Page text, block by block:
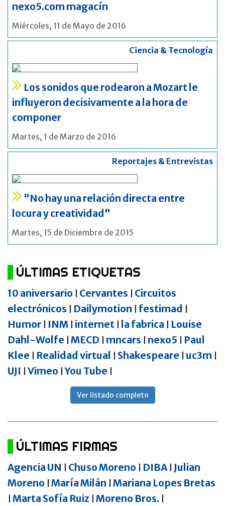
nexo5.com magacín
Miércoles, 11 de Mayo de 2016
Ciencia & Tecnología
Los sonidos que rodearon a Mozart le
influyeron decisivamente a la hora de
componer
Martes, 1 de Marzo de 2016
Reportajes & Entrevistas
"No hay una relación directa entre
locura y creatividad"
Martes, 15 de Diciembre de 2015
ÚLTIMAS ETIQUETAS
10 aniversario Cervantes
Circuitos
electrónicos
Dailymotion festimad
Humor INM internet la fabrica
Louise
Dahl-Wolfe MECD mncars nexo5
Paul
Klee
Realidad virtual Shakespeare uc3m
UJI Vimeo You Tube
Ver listado completo
ÚLTIMAS FIRMAS
Agencia UN Chuso Moreno DIBA| Julian
Moreno María Milán Mariana Lopes Bretas
Marta Sofía Ruiz Moreno Bros.